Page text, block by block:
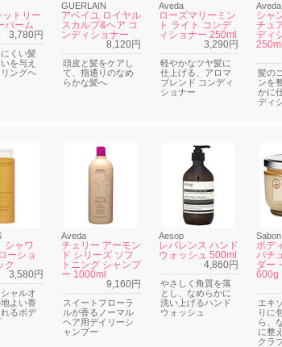
トリー
バーム
3,780円
くい髪
を与え
ングヘ
GUERLAIN
アベイユ ロイヤル
スカルプ&ヘア コ
ンディショナー
8,120円
頭皮と髪をケアし
て、指通りのなめ
らかな髪へ
Aveda
ローズマリーミン
ト ライト コンデ
ィショナー 250ml
3,290円
軽やかなツヤ髪に
仕上げる、アロマ
ブレンド コンディ
ショナー
Aveda
シャ
チュ
ディ
250ml
髪の
ンを
かに
ディ
シャワ
ーショ
ク
3,580円
ャルオ
よい香
るボデ
Aveda
チェリー アーモン
ド シリーズ ソフ
トニング シャンプ
ー 1000ml
9,160円
スイートフローラ
ルが香るノーマル
ヘア用デイリーシ
ャンプー
Aesop
レバレンス ハンド
ウォッシュ 500ml
4,860円
やさしく角質を落
とし、なめらかに
洗い上げるハンド
ウォッシュ
Sabon
ボデ
パチ
ダー
600g
エキ
りに
ら、
に整
クラ